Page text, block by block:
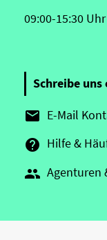
09:00-15:30 Uhr
Schreibe
 E-Mail
 Hilfe &
 Agenturen